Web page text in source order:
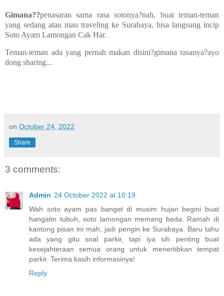
Gimana??penasaran sama rasa sotonya?nah, buat teman-teman
yang sedang atau mau traveling ke Surabaya, bisa langsung incip
Soto Ayam Lamongan Cak Har.
Teman-teman ada yang pernah makan disini?gimana rasanya?ayo
dong sharing...
on October 24, 2022
Share
3 comments:
Admin 24 October 2022 at 10:19
Wah soto ayam pas banget di musim hujan begini buat
hangatin tubuh, soto lamongan memang beda. Ramah di
kantong pisan ini mah, jadi pengin ke Surabaya. Baru tahu
ada yang gitu soal parkir, tapi iya sih penting buat
kesejahteraan semua orang untuk menertibkan tempat
parkir. Terima kasih informasinya!
Reply